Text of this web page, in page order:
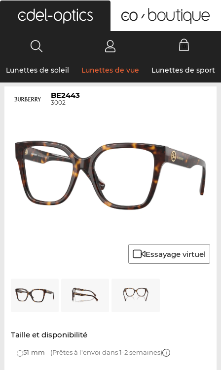
Lunettes de soleil Lunettes de vue Lunettes de sport
BE2443
3002
Essayage virtuel
Taille et disponibilité
51 mm (Prêtes à l'envoi dans 1-2 semaines)